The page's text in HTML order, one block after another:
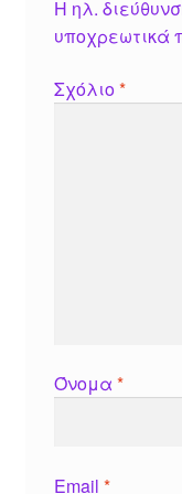
Η ηλ.
υποχρεωτικά
Σχόλιο*
Όνομα *
Email *